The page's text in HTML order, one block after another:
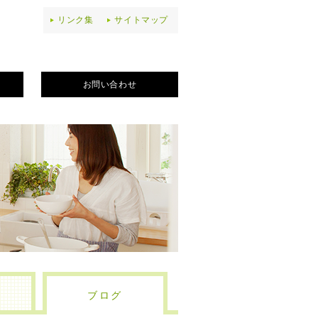
リンク集 サイトマップ
お問い合わせ
ブログ